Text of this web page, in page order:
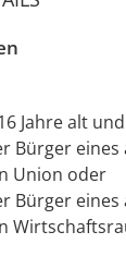
Jahre alt und
Bürger
Union oder
Bürger eines